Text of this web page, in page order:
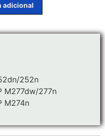
adicional
252n
M277dw/277n
M274n